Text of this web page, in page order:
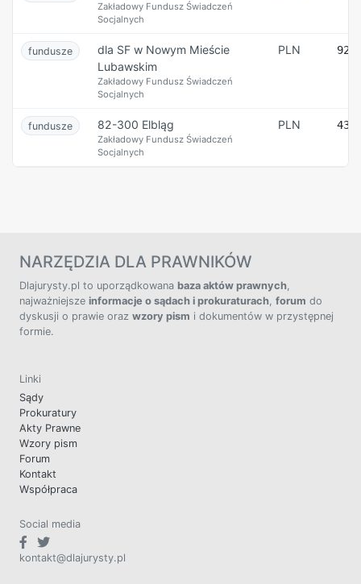
Zakładowy Fundusz Świadczeń
Socjalnych
fundusze
dla SF w Nowym Mieście
Lubawskim
Zakładowy Fundusz Świadczeń
Socjalnych
PLN 92
fundusze 82-300 Elbląg
Zakładowy Fundusz Świadczeń
Socjalnych
PLN 43
NARZĘDZIA DLA PRAWNIKÓW
Dlajurysty.pl to uporządkowana baza aktów prawnych,
najważniejsze informacje o sądach i prokuraturach, forum do
dyskusji o prawie oraz wzory pism i dokumentów w przystępnej
formie.
Linki
Sądy
Prokuratury
Akty Prawne
Wzory pism
Forum
Kontakt
Współpraca
Social media
kontakt@dlajurysty.pl